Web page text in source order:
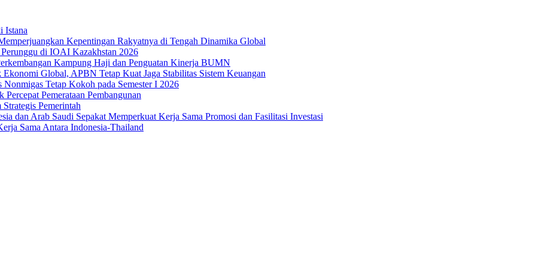
Istana
Kepentingan Rakyatnya di Tengah Dinamika Global
di IOAI Kazakhstan 2026
Kampung Haji dan Penguatan Kinerja BUMN
Global, APBN Tetap Kuat Jaga Stabilitas Sistem Keuangan
Tetap Kokoh pada Semester I 2026
Pemerataan Pembangunan
Pemerintah
dan Arab Saudi Sepakat Memperkuat Kerja Sama Promosi dan Fasilitasi Investasi
Sama Antara Indonesia-Thailand